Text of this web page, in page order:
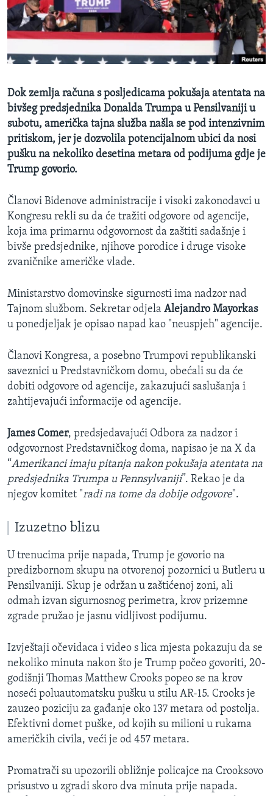
MAGAZIN
O GLASU AMERIKE
Learning English
PRATITE NAS
Jezici
Dok zemlja računa s posljedicama pokušaja atentata na
bivšeg predsjednika Donalda Trumpa u Pensilvaniji u
subotu, američka tajna služba našla se pod intenzivnim
pritiskom, jer je dozvolila potencijalnom ubici da nosi
pušku na nekoliko desetina metara od podijuma gdje je
Trump govorio.
Članovi Bidenove administracije i visoki zakonodavci u
Kongresu rekli su da će tražiti odgovore od agencije,
koja ima primarnu odgovornost da zaštiti sadašnje i
bivše predsjednike, njihove porodice i druge visoke
zvaničnike američke vlade.
Ministarstvo domovinske sigurnosti ima nadzor nad
Tajnom službom. Sekretar odjela Alejandro Mayorkas
u ponedjeljak je opisao napad kao "neuspjeh" agencije.
Članovi Kongresa, a posebno Trumpovi republikanski
saveznici u Predstavničkom domu, obećali su da će
dobiti odgovore od agencije, zakazujući saslušanja i
zahtijevajući informacije od agencije.
James Comer, predsjedavajući Odbora za nadzor i
odgovornost Predstavničkog doma, napisao je na X da
“Amerikanci imaju pitanja nakon pokušaja atentata na
predsjednika Trumpa u Pennsylvaniji”. Rekao je da
njegov komitet "radi na tome da dobije odgovore".
Izuzetno blizu
U trenucima prije napada, Trump je govorio na
predizbornom skupu na otvorenoj pozornici u Butleru u
Pensilvaniji. Skup je održan u zaštićenoj zoni, ali
odmah izvan sigurnosnog perimetra, krov prizemne
zgrade pružao je jasnu vidljivost podijumu.
Izvještaji očevidaca i video s lica mjesta pokazuju da se
nekoliko minuta nakon što je Trump počeo govoriti, 20-
godišnji Thomas Matthew Crooks popeo se na krov
noseći poluautomatsku pušku u stilu AR-15. Crooks je
zauzeo poziciju za gađanje oko 137 metara od postolja.
Efektivni domet puške, od kojih su milioni u rukama
američkih civila, veći je od 457 metara.
Promatrači su upozorili obližnje policajce na Crooksovo
prisustvo u zgradi skoro dva minuta prije napada.